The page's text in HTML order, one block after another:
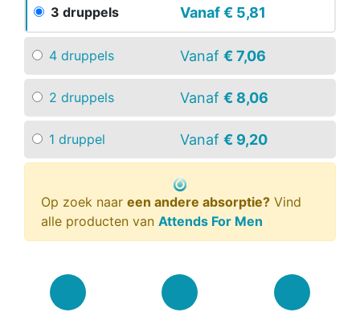
3 druppels Vanaf€ 5,81
4 druppels Vanaf € 7,06
2 druppels Vanaf € 8,06
1 druppel Vanaf € 9,20
Op zoek naar een andere absorptie? Vind
alle producten van Attends For Men